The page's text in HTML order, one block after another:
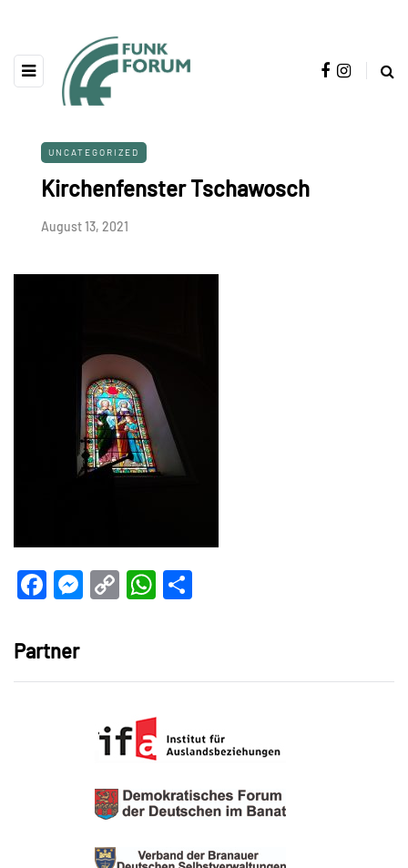
UNCATEGORIZED
Kirchenfenster Tschawosch
August 13, 2021
Facebook
Messenger
CopyWhatsApp
Partner